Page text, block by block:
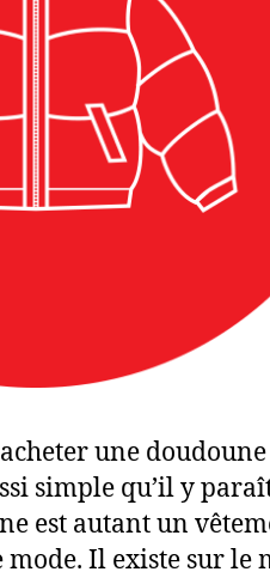
une
simple qu’il y
est autant un
Il existe sur le